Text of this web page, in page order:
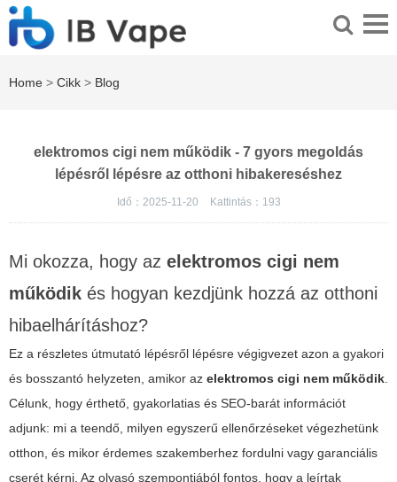
Home > Cikk > Blog
elektromos cigi nem működik - 7 gyors megoldás
lépésről lépésre az otthoni hibakereséshez
Idő：2025-11-20 Kattintás： 193
Mi okozza, hogy az elektromos cigi nem
működik és hogyan kezdjünk hozzá az otthoni
hibaelhárításhoz?
Ez a részletes útmutató lépésről lépésre végigvezet azon a gyakori
és bosszantó helyzeten, amikor az elektromos cigi nem működik.
Célunk, hogy érthető, gyakorlatias és SEO-barát információt
adjunk: mi a teendő, milyen egyszerű ellenőrzéseket végezhetünk
otthon, és mikor érdemes szakemberhez fordulni vagy garanciális
cserét kérni. Az olvasó szempontjából fontos, hogy a leírtak